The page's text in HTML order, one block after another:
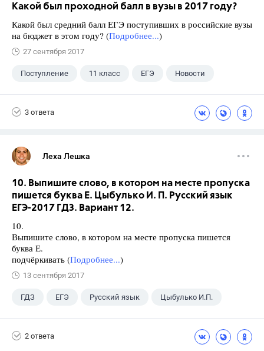
Какой был проходной балл в вузы в 2017 году?
Какой был средний балл ЕГЭ поступивших в российские вузы
на бюджет в этом году? (Подробнее...)
27 сентября 2017
Поступление 11 класс ЕГЭ Новости
3 ответа
Леха Лешка
10. Выпишите слово, в котором на месте пропуска
пишется буква Е. Цыбулько И. П. Русский язык
ЕГЭ-2017 ГДЗ. Вариант 12.
10.
Выпишите слово, в котором на месте пропуска пишется
буква Е.
подчёркивать (Подробнее...)
13 сентября 2017
ГДЗ ЕГЭ Русский язык Цыбулько И.П.
2 ответа